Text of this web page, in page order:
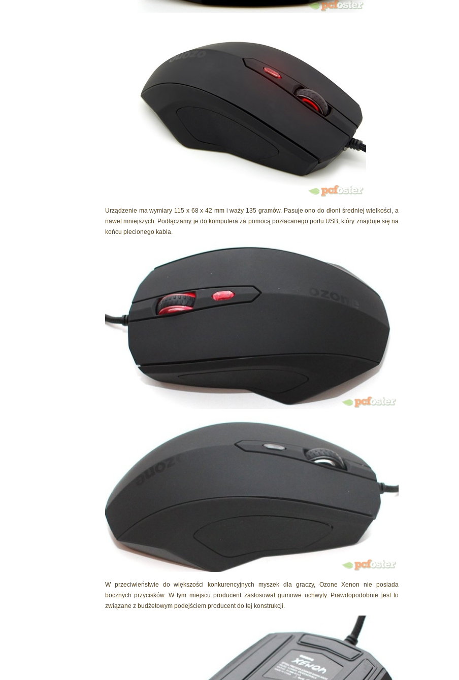
Urządzenie ma wymiary 115 x 68 x 42 mm i waży 135 gramów. Pasuje ono do dłoni średniej wielkości, a
nawet mniejszych. Podłączamy je do komputera za pomocą pozłacanego portu USB, który znajduje się na
końcu plecionego kabla.
W przeciwieństwie do większości konkurencyjnych myszek dla graczy, Ozone Xenon nie posiada
bocznych przycisków. W tym miejscu producent zastosował gumowe uchwyty. Prawdopodobnie jest to
związane z budżetowym podejściem producent do tej konstrukcji.